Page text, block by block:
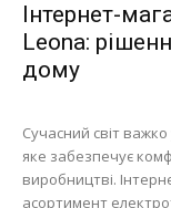
Інтернет-
Leona:
дому
Сучасний світ
яке забезпечує
виробництві.
асортимент